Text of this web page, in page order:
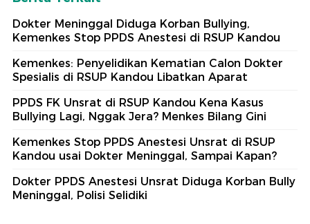
Dokter Meninggal Diduga Korban Bullying,
Kemenkes Stop PPDS Anestesi di RSUP Kandou
Kemenkes: Penyelidikan Kematian Calon Dokter
Spesialis di RSUP Kandou Libatkan Aparat
PPDS FK Unsrat di RSUP Kandou Kena Kasus
Bullying Lagi, Nggak Jera? Menkes Bilang Gini
Kemenkes Stop PPDS Anestesi Unsrat di RSUP
Kandou usai Dokter Meninggal, Sampai Kapan?
Dokter PPDS Anestesi Unsrat Diduga Korban Bully
Meninggal, Polisi Selidiki